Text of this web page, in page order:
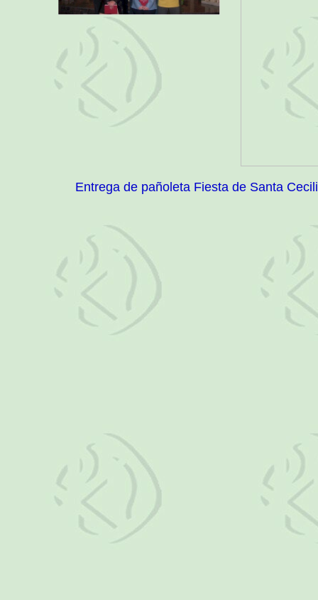
Entrega de pañoleta Fiesta de Santa